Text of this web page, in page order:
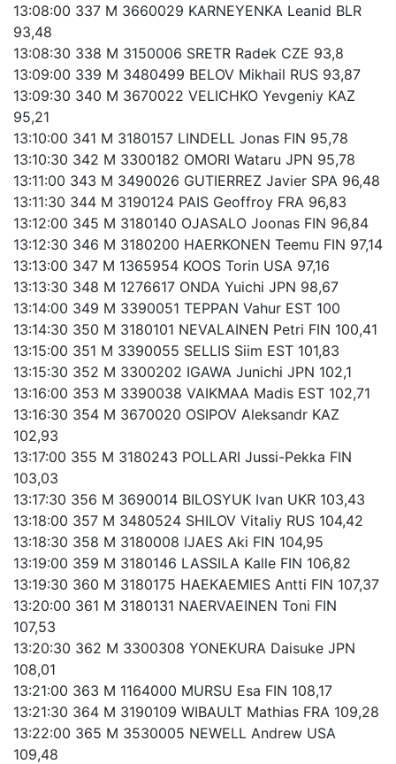
13:08:00 337 M 3660029 KARNEYENKA Leanid BLR
93,48
13:08:30 338 M 3150006 SRETR Radek CZE 93,8
13:09:00 339 M 3480499 BELOV Mikhail RUS 93,87
13:09:30 340 M 3670022 VELICHKO Yevgeniy KAZ
95,21
13:10:00 341 M 3180157 LINDELL Jonas FIN 95,78
13:10:30 342 M 3300182 OMORI Wataru JPN 95,78
13:11:00 343 M 3490026 GUTIERREZ Javier SPA 96,48
13:11:30 344 M 3190124 PAIS Geoffroy FRA 96,83
13:12:00 345 M 3180140 OJASALO Joonas FIN 96,84
13:12:30 346 M 3180200 HAERKONEN Teemu FIN 97,14
13:13:00 347 M 1365954 KOOS Torin USA 97,16
13:13:30 348 M 1276617 ONDA Yuichi JPN 98,67
13:14:00 349 M 3390051 TEPPAN Vahur EST 100
13:14:30 350 M 3180101 NEVALAINEN Petri FIN 100,41
13:15:00 351 M 3390055 SELLIS Siim EST 101,83
13:15:30 352 M 3300202 IGAWA Junichi JPN 102,1
13:16:00 353 M 3390038 VAIKMAA Madis EST 102,71
13:16:30 354 M 3670020 OSIPOV Aleksandr KAZ
102,93
13:17:00 355 M 3180243 POLLARI Jussi-Pekka FIN
103,03
13:17:30 356 M 3690014 BILOSYUK Ivan UKR 103,43
13:18:00 357 M 3480524 SHILOV Vitaliy RUS 104,42
13:18:30 358 M 3180008 IJAES Aki FIN 104,95
13:19:00 359 M 3180146 LASSILA Kalle FIN 106,82
13:19:30 360 M 3180175 HAEKAEMIES Antti FIN 107,37
13:20:00 361 M 3180131 NAERVAEINEN Toni FIN
107,53
13:20:30 362 M 3300308 YONEKURA Daisuke JPN
108,01
13:21:00 363 M 1164000 MURSU Esa FIN 108,17
13:21:30 364 M 3190109 WIBAULT Mathias FRA 109,28
13:22:00 365 M 3530005 NEWELL Andrew USA
109,48